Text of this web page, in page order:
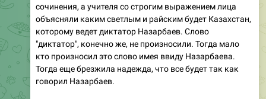
сочинения, а учителя со строгим выражением лица
объясняли каким светлым и райским будет Казахстан,
которому ведет диктатор Назарбаев. Слово
"диктатор", конечно же, не произносили. Тогда мало
кто произносил это слово имея ввиду Назарбаева.
Тогда еще брезжила надежда, что все будет так как
говорил Назарбаев.